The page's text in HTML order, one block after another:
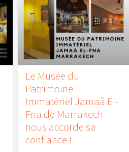
Le Musée du
Patrimoine
Immatériel Jamaâ El-
Fna de Marrakech
nous accorde sa
confiance !